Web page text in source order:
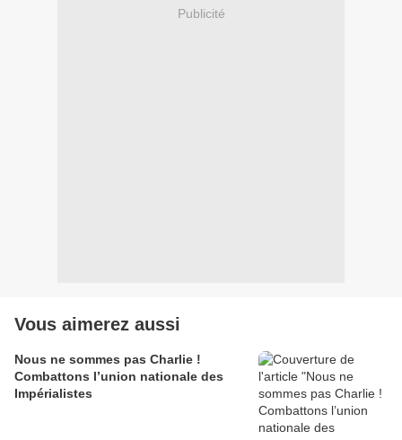
Publicité
Vous aimerez aussi
Nous ne sommes pas Charlie !
Combattons l’union nationale des
Impérialistes